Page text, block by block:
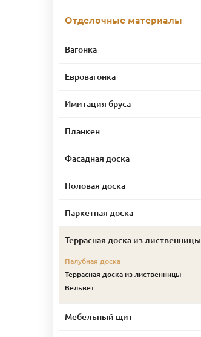
Отделочные материалы
Вагонка
Евровагонка
Имитация бруса
Планкен
Фасадная доска
Половая доска
Паркетная доска
Террасная доска из лиственницы
Палубная доска
Террасная доска из лиственницы
Вельвет
Мебельный щит